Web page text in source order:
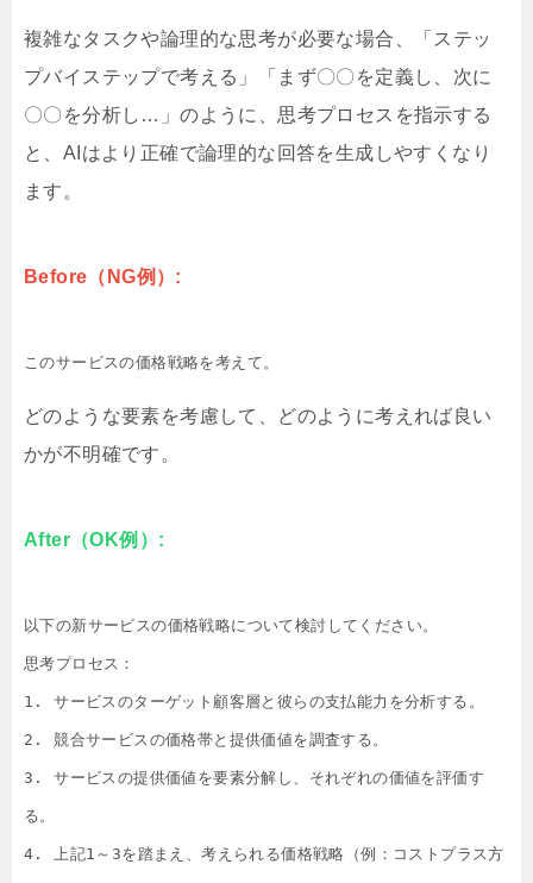
複雑なタスクや論理的な思考が必要な場合、「ステッ
プバイステップで考える」「まず〇〇を定義し、次に
〇〇を分析し…」のように、思考プロセスを指示する
と、AIはより正確で論理的な回答を生成しやすくなり
ます。
Before（NG例）:
このサービスの価格戦略を考えて。
どのような要素を考慮して、どのように考えれば良い
かが不明確です。
After（OK例）:
以下の新サービスの価格戦略について検討してください。
思考プロセス：
1. サービスのターゲット顧客層と彼らの支払能力を分析する。
2. 競合サービスの価格帯と提供価値を調査する。
3. サービスの提供価値を要素分解し、それぞれの価値を評価す
る。
4. 上記1～3を踏まえ、考えられる価格戦略（例：コストプラス方